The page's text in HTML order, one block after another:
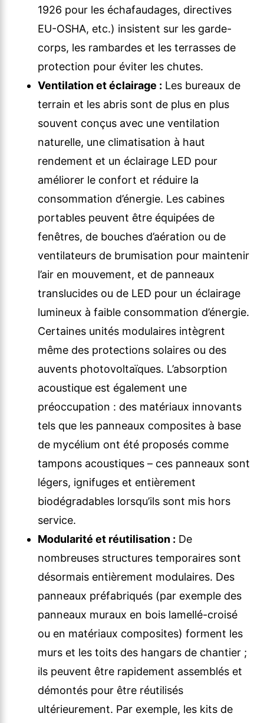
1926 pour les échafaudages, directives
EU-OSHA, etc.) insistent sur les garde-
corps, les rambardes et les terrasses de
protection pour éviter les chutes.
Ventilation et éclairage : Les bureaux de
terrain et les abris sont de plus en plus
souvent conçus avec une ventilation
naturelle, une climatisation à haut
rendement et un éclairage LED pour
améliorer le confort et réduire la
consommation d’énergie. Les cabines
portables peuvent être équipées de
fenêtres, de bouches d’aération ou de
ventilateurs de brumisation pour maintenir
l’air en mouvement, et de panneaux
translucides ou de LED pour un éclairage
lumineux à faible consommation d’énergie.
Certaines unités modulaires intègrent
même des protections solaires ou des
auvents photovoltaïques. L’absorption
acoustique est également une
préoccupation : des matériaux innovants
tels que les panneaux composites à base
de mycélium ont été proposés comme
tampons acoustiques – ces panneaux sont
légers, ignifuges et entièrement
biodégradables lorsqu’ils sont mis hors
service.
Modularité et réutilisation : De
nombreuses structures temporaires sont
désormais entièrement modulaires. Des
panneaux préfabriqués (par exemple des
panneaux muraux en bois lamellé-croisé
ou en matériaux composites) forment les
murs et les toits des hangars de chantier ;
ils peuvent être rapidement assemblés et
démontés pour être réutilisés
ultérieurement. Par exemple, les kits de